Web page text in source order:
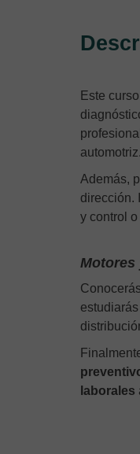
Este
Además,
dirección.
y control
Motores
laborales